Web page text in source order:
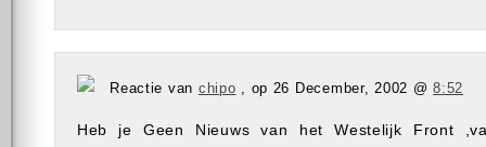
Reactie van chipo , op 26 December, 2002 @8:52
Heb je Geen Nieuws van het Westelijk Front